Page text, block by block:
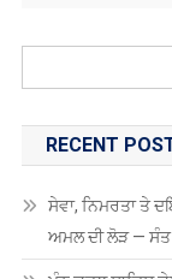
ਰੱਖੇਗਾ ਆਪਣਾ ਪੱਖ,
ਅਥਲੈਟਿਕ ਮੀਟ
ਵਿਕਰਮਜੀਤ
ਗਲਫ ਕੌਂਸਲ ਅਤੇ